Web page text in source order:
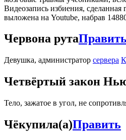
Видеозапись избиения,
выложена на Youtube, набрав
Червона рутаПравить
Девушка, администратор сервера
Четвёртый закон
Тело, зажатое в угол, не
Чёкупила(а)Править